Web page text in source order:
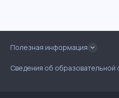
Полезная информация
Сведения об образовательной